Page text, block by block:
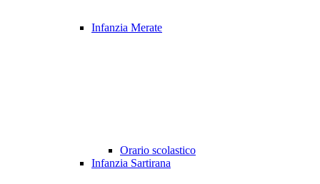
Infanzia Merate
Orario scolastico
Infanzia Sartirana